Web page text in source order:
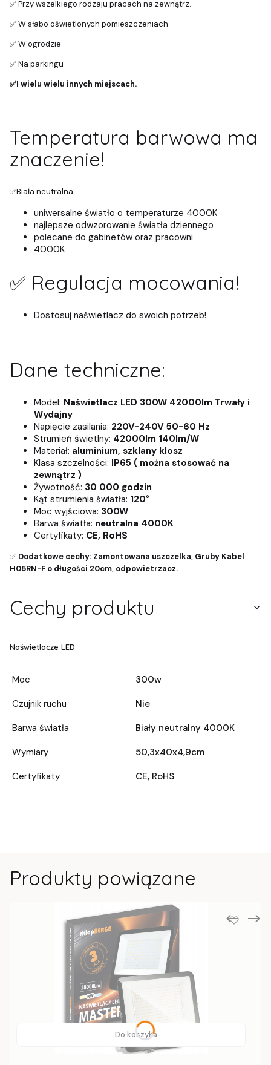
✅ Przy wszelkiego rodzaju pracach na zewnątrz.
✅ W słabo oświetlonych pomieszczeniach
✅ W ogrodzie
✅ Na parkingu
✅I wielu wielu innych miejscach.
Temperatura barwowa ma
znaczenie!
✅Biała neutralna
uniwersalne światło o temperaturze 4000K
najlepsze odwzorowanie światła dziennego
polecane do gabinetów oraz pracowni
4000K
✅ Regulacja mocowania!
Dostosuj naświetlacz do swoich potrzeb!
Dane techniczne:
Model: Naświetlacz LED 300W 42000lm Trwały i
Wydajny
Napięcie zasilania: 220V-240V 50-60 Hz
Strumień świetlny: 42000lm 140lm/W
Materiał: aluminium, szklany klosz
Klasa szczelności: IP65 ( można stosować na
zewnątrz )
Żywotność: 30 000 godzin
Kąt strumienia światła: 120°
Moc wyjściowa: 300W
Barwa światła: neutralna 4000K
Certyfikaty: CE, RoHS
✅ Dodatkowe cechy: Zamontowana uszczelka, Gruby Kabel
H05RN-F o długości 20cm, odpowietrzacz.
Cechy produktu
Naświetlacze LED
Moc
300w
Czujnik ruchu
Nie
Barwa światła
Biały neutralny 4000K
Wymiary
50,3x40x4,9cm
Certyfikaty
CE, RoHS
Produkty powiązane
Do koszyka